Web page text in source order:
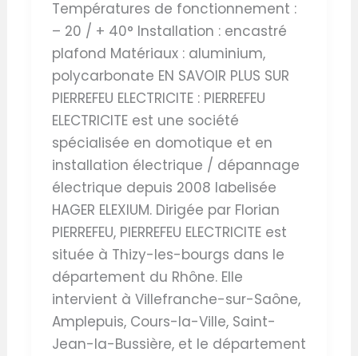
Températures de fonctionnement :
– 20 / + 40° Installation : encastré
plafond Matériaux : aluminium,
polycarbonate EN SAVOIR PLUS SUR
PIERREFEU ELECTRICITE : PIERREFEU
ELECTRICITE est une société
spécialisée en domotique et en
installation électrique / dépannage
électrique depuis 2008 labelisée
HAGER ELEXIUM. Dirigée par Florian
PIERREFEU, PIERREFEU ELECTRICITE est
située à Thizy-les-bourgs dans le
département du Rhône. Elle
intervient à Villefranche-sur-Saône,
Amplepuis, Cours-la-Ville, Saint-
Jean-la-Bussière, et le département